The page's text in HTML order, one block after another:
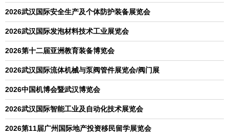
2026武汉国际安全生产及个体防护装备展览会
2026武汉国际发泡材料技术工业展览会
2026第十二届亚洲教育装备博览会
2026武汉国际流体机械与泵阀管件展览会/阀门展
2026中国机博会暨武汉博览会
2026武汉国际智能工业及自动化技术展览会
2026第11届广州国际地产投资移民留学展览会